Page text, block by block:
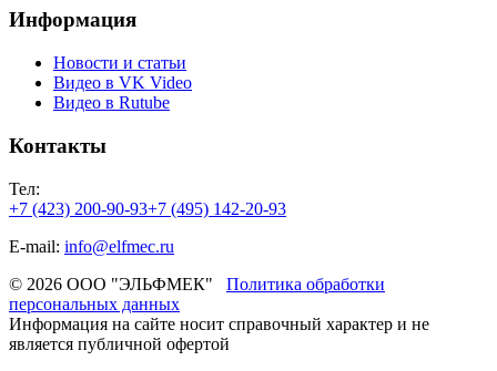
Информация
Новости и статьи
Видео в VK Video
Видео в Rutube
Контакты
Тел:
+7 (423) 200-90-93+7 (495) 142-20-93
E-mail: info@elfmec.ru
© 2026 ООО "ЭЛЬФМЕК" Политика обработки
персональных данных
Информация на сайте носит справочный характер и не
является публичной офертой